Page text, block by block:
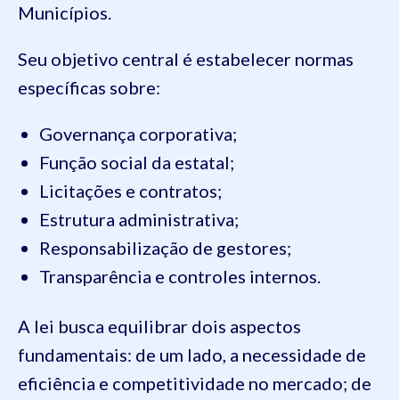
Municípios.
Seu objetivo central é estabelecer normas
específicas sobre:
Governança corporativa;
Função social da estatal;
Licitações e contratos;
Estrutura administrativa;
Responsabilização de gestores;
Transparência e controles internos.
A lei busca equilibrar dois aspectos
fundamentais: de um lado, a necessidade de
eficiência e competitividade no mercado; de